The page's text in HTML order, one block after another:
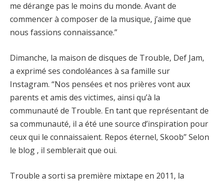
me dérange pas le moins du monde. Avant de
commencer à composer de la musique, j’aime que
nous fassions connaissance.”
Dimanche, la maison de disques de Trouble, Def Jam,
a exprimé ses condoléances à sa famille sur
Instagram. “Nos pensées et nos prières vont aux
parents et amis des victimes, ainsi qu’à la
communauté de Trouble. En tant que représentant de
sa communauté, il a été une source d’inspiration pour
ceux qui le connaissaient. Repos éternel, Skoob” Selon
le blog , il semblerait que oui.
Trouble a sorti sa première mixtape en 2011, la